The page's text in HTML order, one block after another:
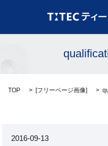
TOP [フリーページ画像]
2016-09-13